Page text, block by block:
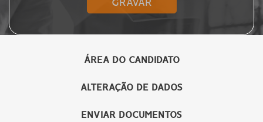
ÁREA DO CANDIDATO
ALTERAÇÃO DE DADOS
ENVIAR DOCUMENTOS